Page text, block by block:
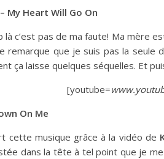
My Heart Will Go On
là c’est pas de ma faute! Ma mère
remarque que je suis pas la seule
ça laisse quelques séquelles. Et
[youtube=
On Me
cette musique grâce à la vidéo de
dans la tête à tel point que je